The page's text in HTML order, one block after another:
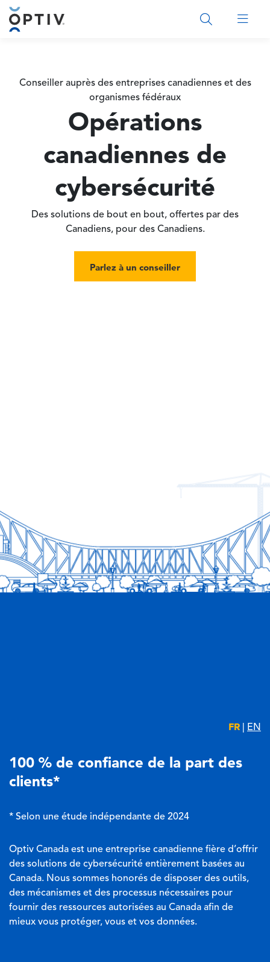
Main Menu 2
Conseiller auprès des entreprises canadiennes et des
organismes fédéraux
Opérations
canadiennes de
cybersécurité
Des solutions de bout en bout, offertes par des
Canadiens, pour des Canadiens.
Parlez à un conseiller
FR EN
100 % de confiance de la part des
clients*
* Selon une étude indépendante de 2024
Optiv Canada est une entreprise canadienne fière d’offrir
des solutions de cybersécurité entièrement basées au
Canada. Nous sommes honorés de disposer des outils,
des mécanismes et des processus nécessaires pour
fournir des ressources autorisées au Canada afin de
mieux vous protéger, vous et vos données.